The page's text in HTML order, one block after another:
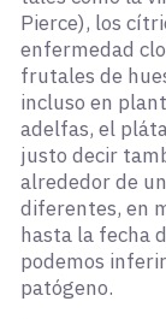
Pierce), los
enfermedad
frutales de
incluso en
adelfas, el
justo decir
alrededor de
diferentes, en
hasta la fecha
podemos
patógeno.